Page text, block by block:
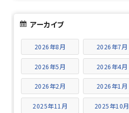
アーカイブ
2026年8月 2026年7月
2026年5月 2026年4月
2026年2月 2026年1月
2025年11月 2025年10月